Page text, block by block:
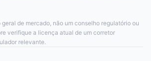
geral de mercado, não um conselho regulatório ou
verifique a licença atual de um corretor
relevante.